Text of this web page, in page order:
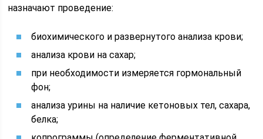
назначают проведение:
биохимического и развернутого анализа крови;
анализа крови на сахар;
при необходимости измеряется гормональный
фон;
анализа урины на наличие кетоновых тел, сахара,
белка;